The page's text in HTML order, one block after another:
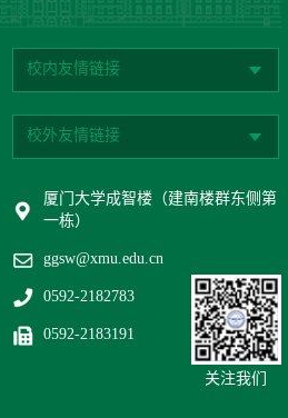
校内友情链接
校外友情链接
厦门大学成智楼（建南楼群东侧第
一栋）
ggsw@xmu.edu.cn
0592-2182783
0592-2183191
关注我们